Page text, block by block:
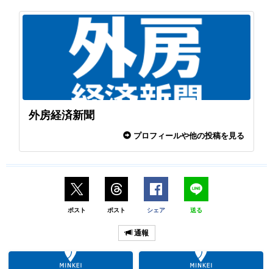
外房経済新聞
プロフィールや他の投稿を見る
ポスト ポスト シェア 送る
通報